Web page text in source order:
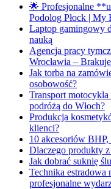
🌟 Profesjonalne
Podolog Płock | My
Laptop gamingowy
nauką
Agencja pracy
Wrocławia –
Jak torba na
osobowość?
Transport
podróżą do Włoch?
Produkcja
klienci?
10 akcesoriów BHP,
Dlaczego produkty
Jak dobrać suknię
Technika
profesjonalne